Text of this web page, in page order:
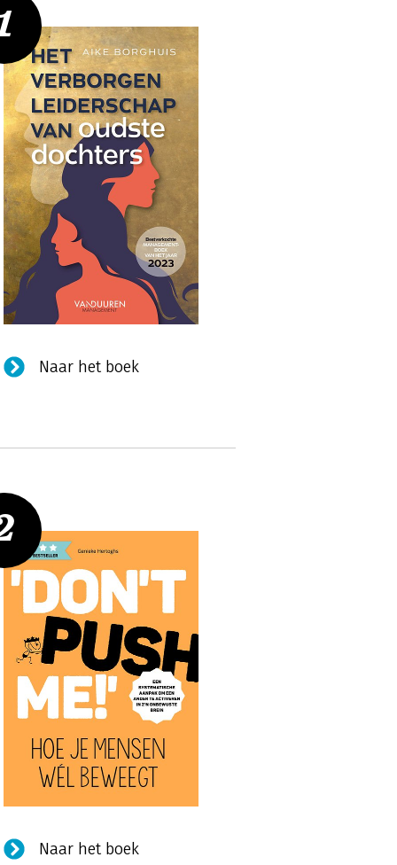
Naar het boek
Naar het boek